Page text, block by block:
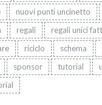
nuovi punti uncinetto
regali
regali unici
riciclo schema
sponsor tutorial